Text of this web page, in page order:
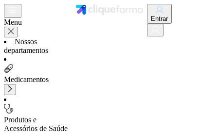
Menu
Nossos
departamentos
Medicamentos
Produtos e
Acessórios de Saúde
Entrar